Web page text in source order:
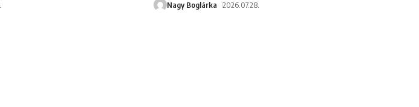
Nagy Boglárka 2026.07.28.